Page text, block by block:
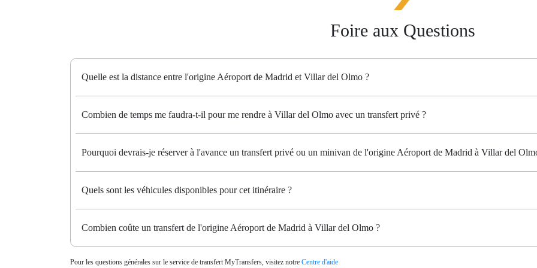
Foire aux Questions
Quelle est la distance entre l'origine Aéroport de Madrid et Villar del Olmo ?
Combien de temps me faudra-t-il pour me rendre à Villar del Olmo avec un transfert privé ?
Pourquoi devrais-je réserver à l'avance un transfert privé ou un minivan de l'origine Aéroport de Madrid à Villar del
Quels sont les véhicules disponibles pour cet itinéraire ?
Combien coûte un transfert de l'origine Aéroport de Madrid à Villar del Olmo ?
Pour les questions générales sur le service de transfert MyTransfers, visitez notre Centre d'aide